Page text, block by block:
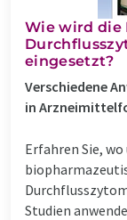
Wie wird die
eingesetzt?
Verschiedene
in
Erfahren Sie,
Studien